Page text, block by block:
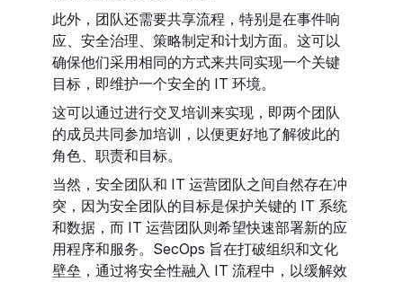
此外，团队还需要共享流程，特别是在事件响
应、安全治理、策略制定和计划方面。这可以
确保他们采用相同的方式来共同实现一个关键
目标，即维护一个安全的 IT 环境。
这可以通过进行交叉培训来实现，即两个团队
的成员共同参加培训，以便更好地了解彼此的
角色、职责和目标。
当然，安全团队和 IT 运营团队之间自然存在冲
突，因为安全团队的目标是保护关键的 IT 系统
和数据，而 IT 运营团队则希望快速部署新的应
用程序和服务。SecOps 旨在打破组织和文化
壁垒，通过将安全性融入 IT 流程中，以缓解效